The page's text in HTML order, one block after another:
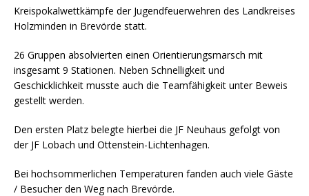
Kreispokalwettkämpfe der Jugendfeuerwehren des Landkreises
Holzminden in Brevörde statt.
26 Gruppen absolvierten einen Orientierungsmarsch mit
insgesamt 9 Stationen. Neben Schnelligkeit und
Geschicklichkeit musste auch die Teamfähigkeit unter Beweis
gestellt werden.
Den ersten Platz belegte hierbei die JF Neuhaus gefolgt von
der JF Lobach und Ottenstein-Lichtenhagen.
Bei hochsommerlichen Temperaturen fanden auch viele Gäste
/ Besucher den Weg nach Brevörde.